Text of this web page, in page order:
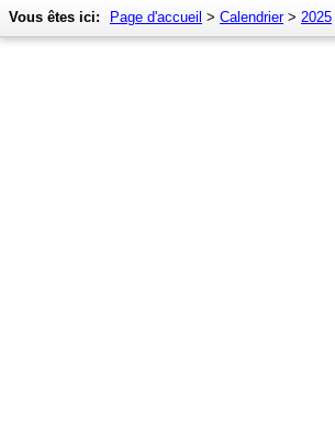
Vous êtes ici: Page d'accueil > Calendrier> 2025